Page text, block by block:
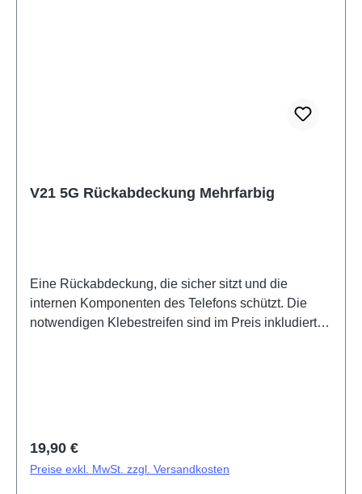
V21 5G Rückabdeckung Mehrfarbig
Eine Rückabdeckung, die sicher sitzt und die
internen Komponenten des Telefons schützt. Die
notwendigen Klebestreifen sind im Preis inkludiert
Regulärer Preis:
19,90 €
Preise exkl. MwSt. zzgl. Versandkosten